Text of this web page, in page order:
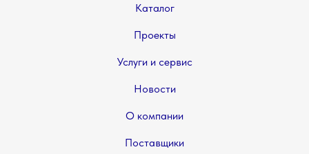
Каталог
Проекты
Услуги и сервис
Новости
О компании
Поставщики